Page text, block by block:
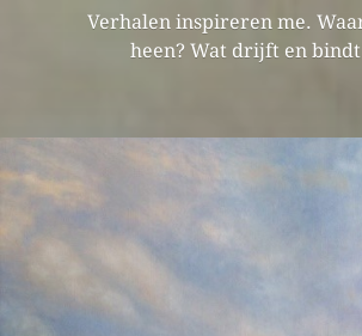
Verhalen inspireren me.
heen? Wat drijft en bindt